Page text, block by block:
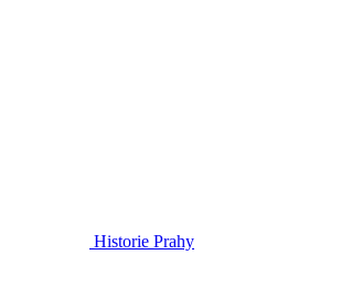
Historie Prahy